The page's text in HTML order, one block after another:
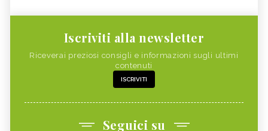
Iscriviti alla newsletter
Riceverai preziosi consigli e informazioni sugli ultimi
contenuti
ISCRIVITI
Seguici su